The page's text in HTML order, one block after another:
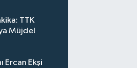
TTK
Müjde!
Ercan Ekşi